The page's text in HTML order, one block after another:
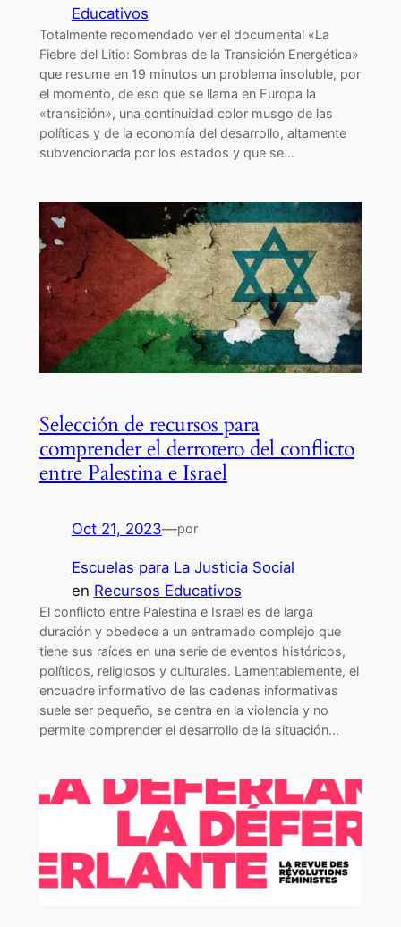
Educativos
Totalmente recomendado ver el documental «La
Fiebre del Litio: Sombras de la Transición Energética»
que resume en 19 minutos un problema insoluble, por
el momento, de eso que se llama en Europa la
«transición», una continuidad color musgo de las
políticas y de la economía del desarrollo, altamente
subvencionada por los estados y que se…
Selección de recursos para
comprender el derrotero del conflicto
entre Palestina e Israel
Oct 21, 2023—por
Escuelas para La Justicia Social
en Recursos Educativos
El conflicto entre Palestina e Israel es de larga
duración y obedece a un entramado complejo que
tiene sus raíces en una serie de eventos históricos,
políticos, religiosos y culturales. Lamentablemente, el
encuadre informativo de las cadenas informativas
suele ser pequeño, se centra en la violencia y no
permite comprender el desarrollo de la situación…